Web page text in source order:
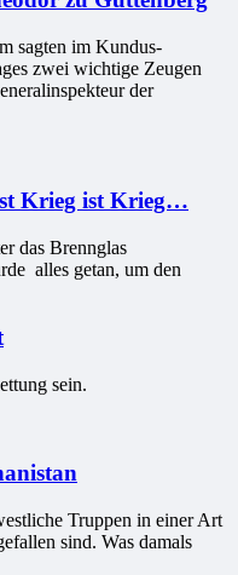
sagten im Kundus-
zwei wichtige Zeugen
der
Krieg ist Krieg…
das Brennglas
alles getan, um den
sein.
Truppen in einer Art
sind. Was damals